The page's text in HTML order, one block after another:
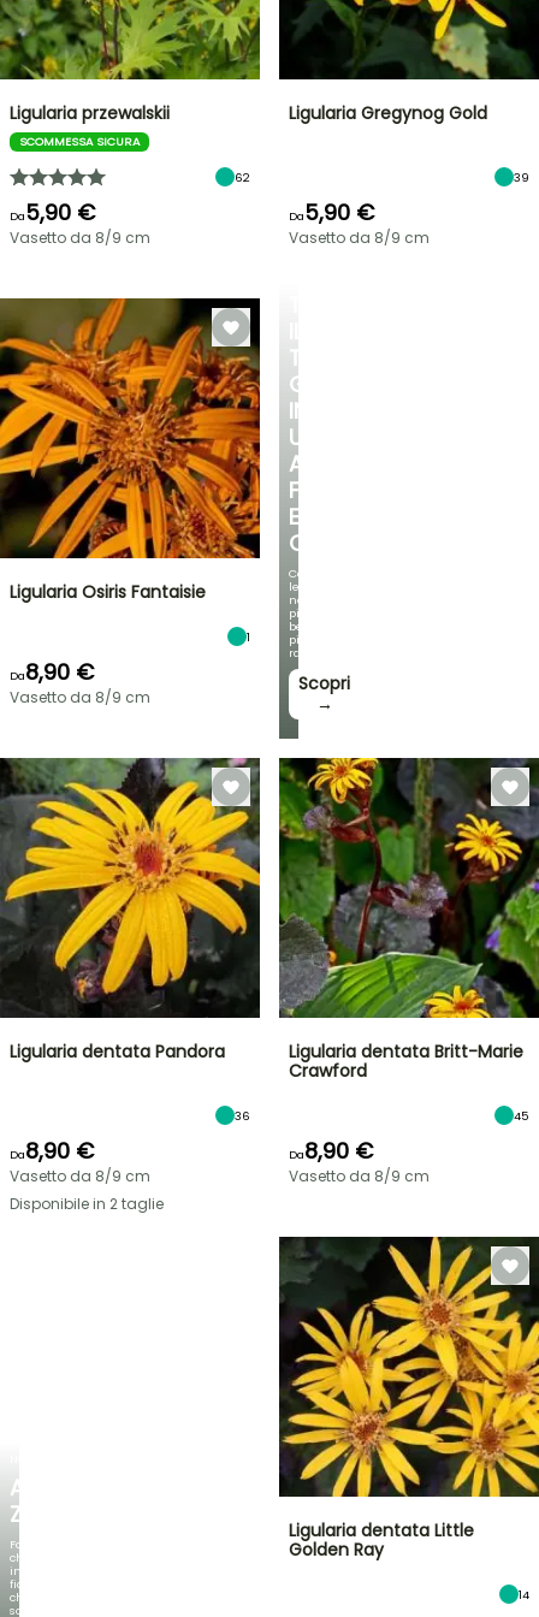
TUO
GIARDINO
IN
UN
ANGOLO
FRESCO
E
OMBREGGIATO
Con
le
nostre
più
belle
piante
rampicanti
Scopri
→
AGAPANTHUS
ZAMBEZI
Fogliami
che
incantano,
fioriture
che
sorprendono!
Ligularia przewalskii
SCOMMESSA SICURA
62
Da5,90 €
Vasetto da 8/9 cm
Ligularia Gregynog Gold
39
Da5,90 €
Vasetto da 8/9 cm
Ligularia Osiris Fantaisie
1
Da8,90 €
Vasetto da 8/9 cm
Ligularia dentata Pandora
36
Da8,90 €
Vasetto da 8/9 cm
Disponibile in 2 taglie
Ligularia dentata Britt-Marie
Crawford
45
Da8,90 €
Vasetto da 8/9 cm
Ligularia dentata Little
Golden Ray
14